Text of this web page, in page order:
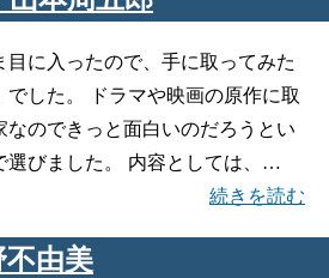
目に入ったので、手に取ってみた
した。 ドラマや映画の原作に取
なのできっと面白いのだろうとい
選びました。 内容としては、…
続きを読む
由美